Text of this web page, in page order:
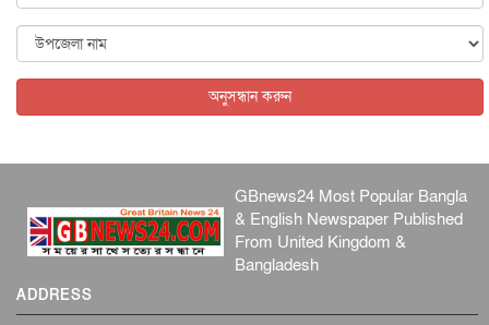
আন্তর্জাতিক ৫ আগস্ট, ২০২৬
অনুসন্ধান করুন
GBnews24 Most Popular Bangla
& English Newspaper Published
From United Kingdom &
Bangladesh
ADDRESS